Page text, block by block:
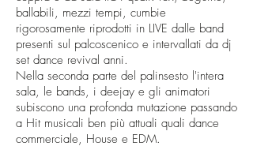
ballabili, mezzi tempi, cumbie
rigorosamente riprodotti in LIVE dalle band
presenti sul palcoscenico e intervallati da dj
set dance revival anni.
Nella seconda parte del palinsesto l'intera
sala, le bands, i deejay e gli animatori
subiscono una profonda mutazione passando
a Hit musicali ben più attuali quali dance
commerciale, House e EDM.